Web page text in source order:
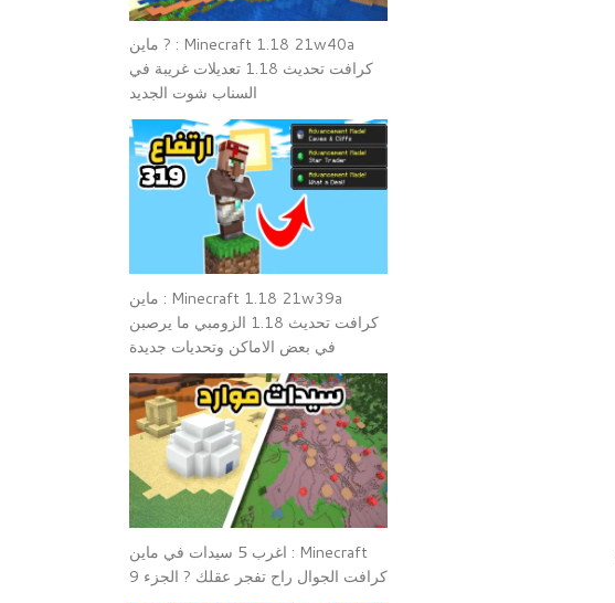
Minecraft 1.18 21w40a : ? ماين
كرافت تحديث 1.18 تعديلات غريبة في
السناب شوت الجديد
Minecraft 1.18 21w39a : ماين
كرافت تحديث 1.18 الزومبي ما يرصبن
في بعض الاماكن وتحديات جديدة
Minecraft : اغرب 5 سيدات في ماين
كرافت الجوال راح تفجر عقلك ? الجزء 9